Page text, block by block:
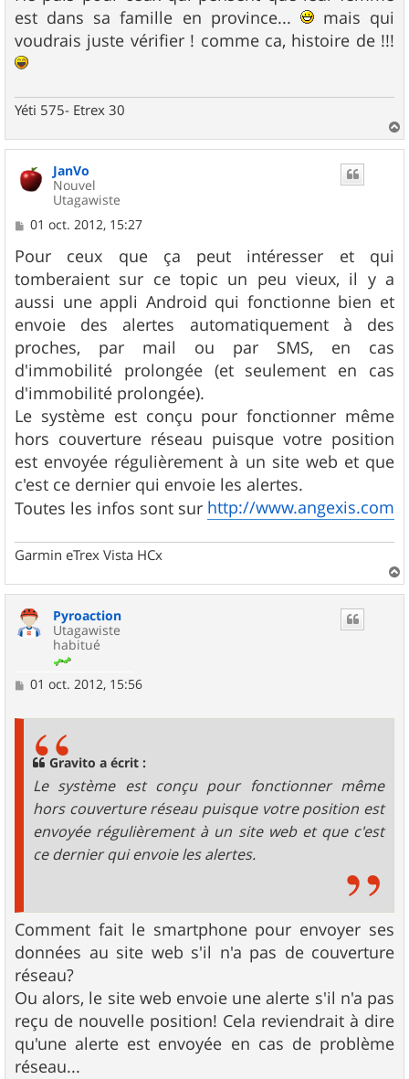
est dans sa famille en province...
mais qui
voudrais juste vérifier ! comme ca, histoire de !!!
Yéti 575- Etrex 30
a
JanVo
Nouvel
Utagawiste
M
s
s
a
g
e
01 oct. 2012, 15:27
Pour ceux que ça peut intéresser et qui
tomberaient sur ce topic un peu vieux, il y a
aussi une appli Android qui fonctionne bien et
envoie des alertes automatiquement à des
proches, par mail ou par SMS, en cas
d'immobilité prolongée (et seulement en cas
d'immobilité prolongée).
Le système est conçu pour fonctionner même
hors couverture réseau puisque votre position
est envoyée régulièrement à un site web et que
c'est ce dernier qui envoie les alertes.
Toutes les infos sont sur http://www.angexis.com
Garmin eTrex Vista HCx
a
Pyroaction
Utagawiste
habitué
M
01 oct. 2012, 15:56
Gravito a écrit :
Le système est conçu pour fonctionner même
hors couverture réseau puisque votre position est
envoyée régulièrement à un site web et que c'est
ce dernier qui envoie les alertes.
Comment fait le smartphone pour envoyer ses
données au site web s'il n'a pas de couverture
réseau?
Ou alors, le site web envoie une alerte s'il n'a pas
reçu de nouvelle position! Cela reviendrait à dire
qu'une alerte est envoyée en cas de problème
réseau...